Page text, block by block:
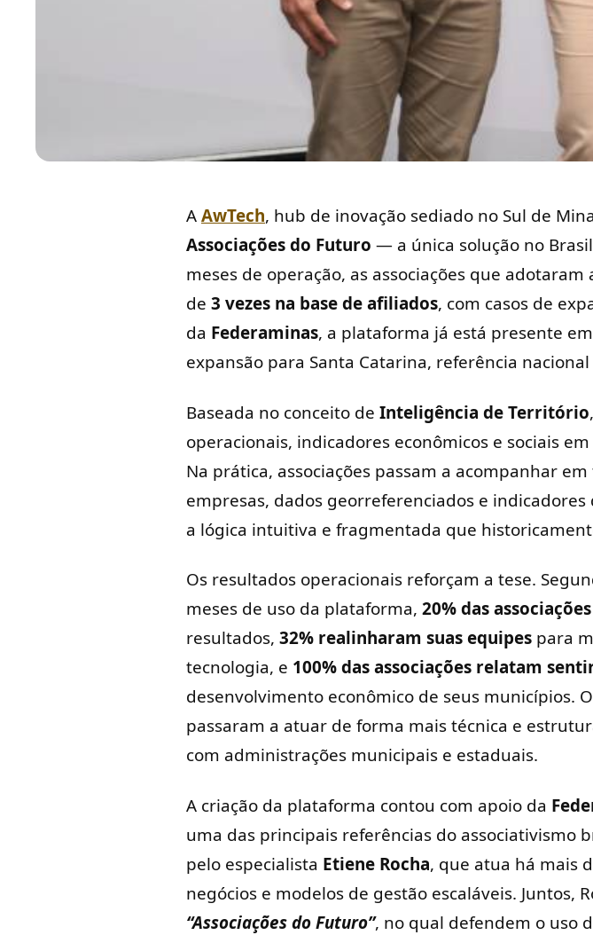
AAwTech, hub de inovação sediado no Sul de
Associações do Futuro — a única solução no
meses de operação, as associações que
de 3 vezes na base de afiliados, com casos de
da Federaminas, a plataforma já está presente
expansão para Santa Catarina, referência
Baseada no conceito de Inteligência de Território
operacionais, indicadores econômicos e sociais
Na prática, associações passam a acompanhar
empresas, dados georreferenciados e
a lógica intuitiva e fragmentada que
Os resultados operacionais reforçam a tese.
meses de uso da plataforma, 20% das
resultados, 32% realinharam suas equipes para
tecnologia, e 100% das associações relatam
desenvolvimento econômico de seus municípios.
passaram a atuar de forma mais técnica e
com administrações municipais e estaduais.
A criação da plataforma contou com apoio da
uma das principais referências do associativismo
pelo especialista Etiene Rocha, que atua há mais
negócios e modelos de gestão escaláveis. Juntos,
“Associações do Futuro”, no qual defendem o uso